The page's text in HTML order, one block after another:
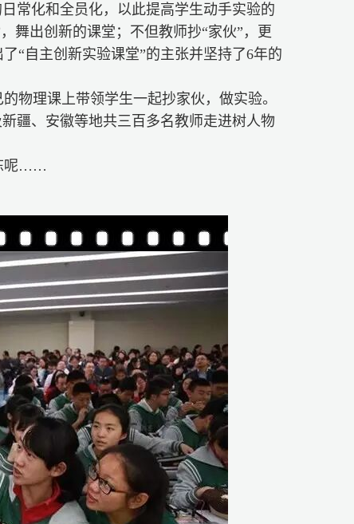
常化和全员化，以此提高学生动手实验的
舞出创新的课堂；不但教师抄“家伙”，更
“自主创新实验课堂”的主张并坚持了6年的
物理课上带领学生一起抄家伙，做实验。
疆、安徽等地共三百多名教师走进树人物
呢……